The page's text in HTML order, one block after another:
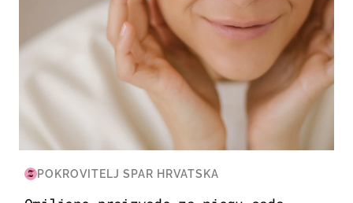
POKROVITELJ SPAR HRVATSKA